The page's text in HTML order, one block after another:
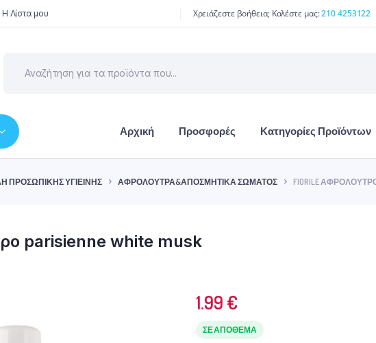
Η Λίστα μου Χρειάζεστε βοήθεια; Καλέστε μας:210 4253122
Αρχική Προσφορές Κατηγορίες Προϊόντων
ΠΡΟΣΩΠΙΚΉΣ ΥΓΙΕΙΝΉΣ ΑΦΡΌΛΟΥΤΡΑ&ΑΠΟΣΜΗΤΙΚΆ ΣΏΜΑΤΟΣ FIORILE ΑΦΡΌΛΟΥΤΡΟ
parisienne white musk
1.99 €
ΣΕ ΑΠΌΘΕΜΑ